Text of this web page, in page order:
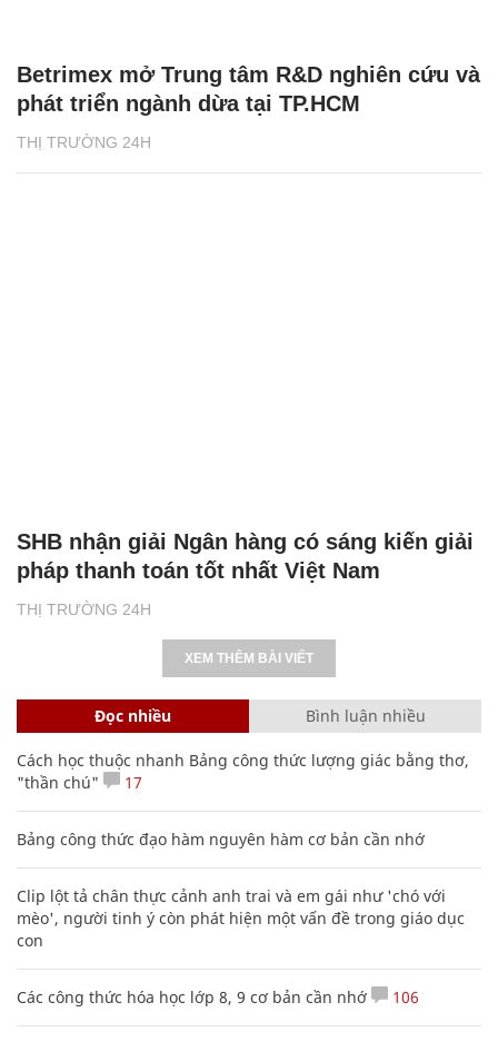
THỊ TRƯỜNG 24H
Betrimex mở Trung tâm R&D nghiên cứu và
phát triển ngành dừa tại TP.HCM
THỊ TRƯỜNG 24H
SHB nhận giải Ngân hàng có sáng kiến giải
pháp thanh toán tốt nhất Việt Nam
XEM THÊM BÀI VIẾT
Đọc nhiều Bình luận nhiều
Cách học thuộc nhanh Bảng công thức lượng giác bằng thơ,
"thần chú"
17
Bảng công thức đạo hàm nguyên hàm cơ bản cần nhớ
Clip lột tả chân thực cảnh anh trai và em gái như 'chó với
mèo', người tinh ý còn phát hiện một vấn đề trong giáo dục
con
Các công thức hóa học lớp 8, 9 cơ bản cần nhớ 106